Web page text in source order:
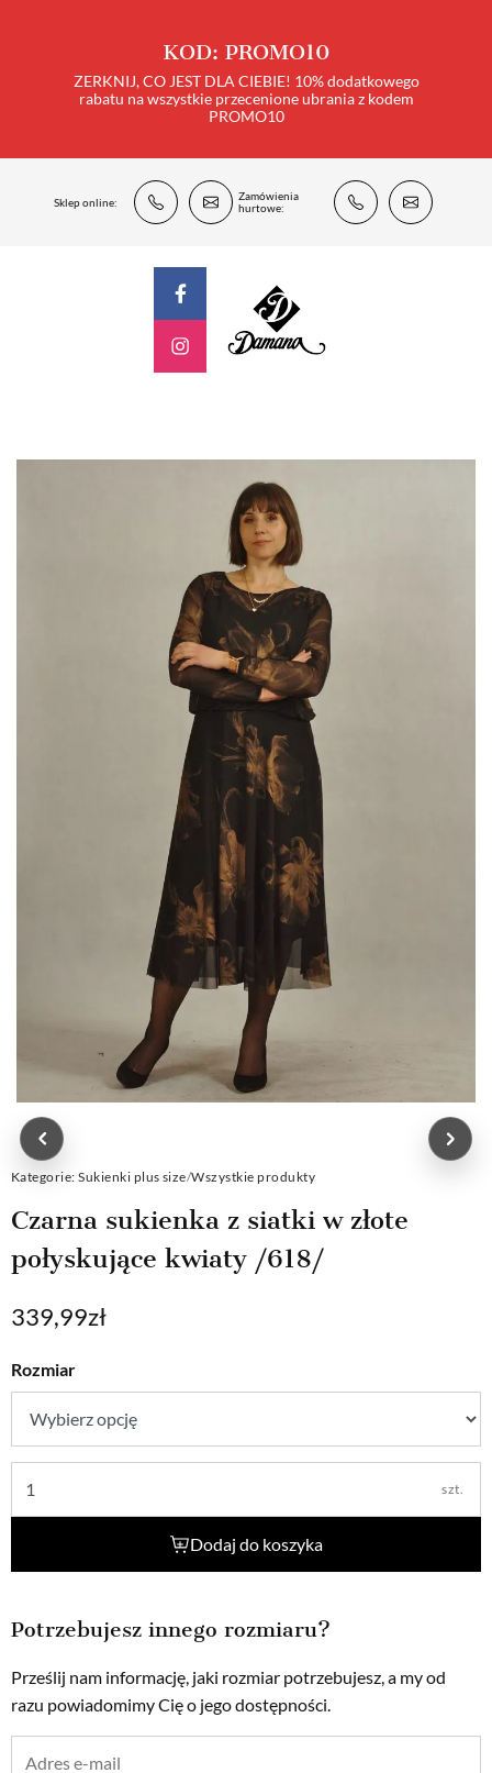
KOD: PROMO10
ZERKNIJ, CO JEST DLA CIEBIE! 10% dodatkowego
rabatu na wszystkie przecenione ubrania z kodem
PROMO10
Sklep online:
Zamówienia
hurtowe:
Kategorie: Sukienki plus size/Wszystkie produkty
Czarna sukienka z siatki w złote
połyskujące kwiaty /618/
339,99zł
Rozmiar
szt.
Dodaj do koszyka
Potrzebujesz innego rozmiaru?
Prześlij nam informację, jaki rozmiar potrzebujesz, a my od
razu powiadomimy Cię o jego dostępności.